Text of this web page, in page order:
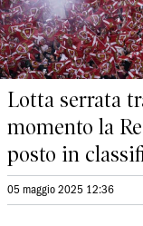
Lotta serrata
momento la
posto in
05 maggio 2025 12:36